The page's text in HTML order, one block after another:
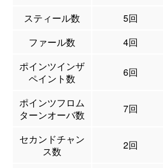
スティール数
5回
ファール数
4回
ポインツインザ
ペイント数
6回
ポインツフロム
ターンオーバ数
7回
セカンドチャン
ス数
2回